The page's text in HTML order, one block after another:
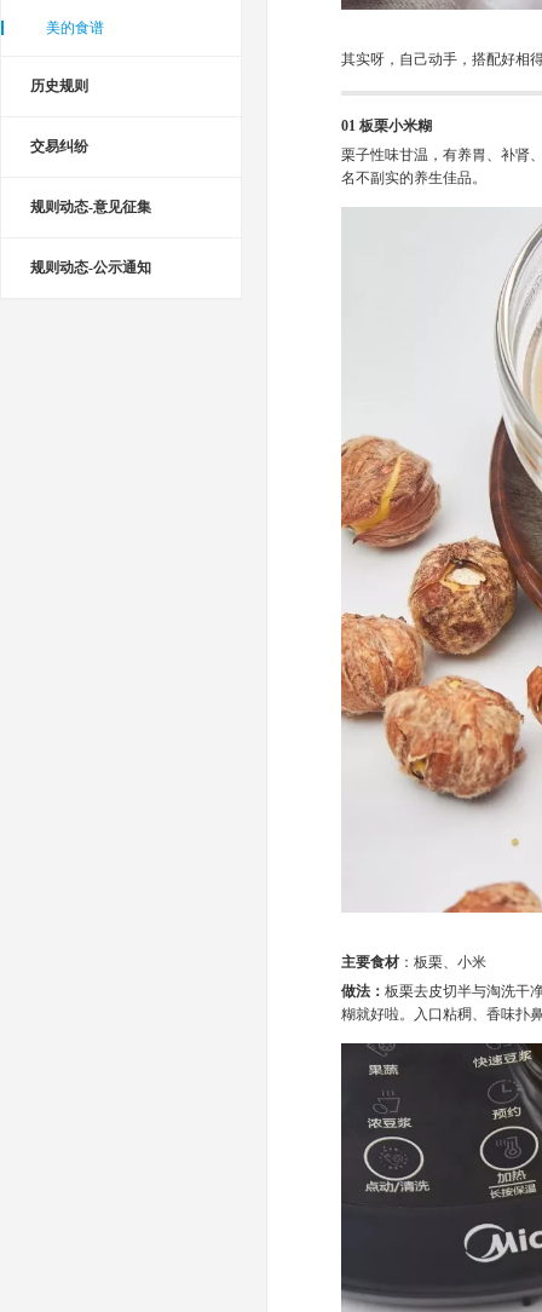
美的食谱
历史规则
交易纠纷
规则动态-意见征集
规则动态-公示通知
其实呀，自己动手，搭配好相
01 板栗小米糊
栗子性味甘温，有养胃、补肾
名不副实的养生佳品。
主要食材 ：板栗、小米
做法： 板栗去皮切半与淘洗干
糊就好啦。入口粘稠、香味扑